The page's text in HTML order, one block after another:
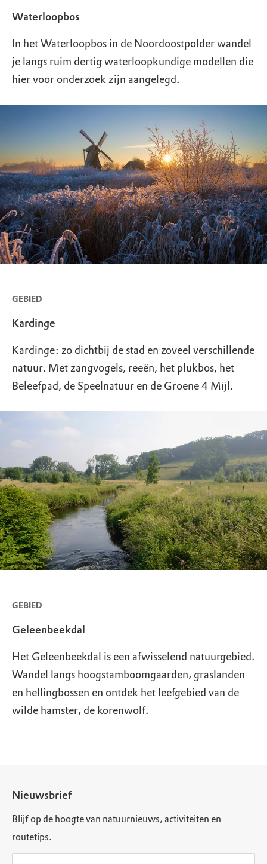
Waterloopbos
In het Waterloopbos in de Noordoostpolder wandel
je langs ruim dertig waterloopkundige modellen die
hier voor onderzoek zijn aangelegd.
GEBIED
Kardinge
Kardinge: zo dichtbij de stad en zoveel verschillende
natuur. Met zangvogels, reeën, het plukbos, het
Beleefpad, de Speelnatuur en de Groene 4 Mijl.
GEBIED
Geleenbeekdal
Het Geleenbeekdal is een afwisselend natuurgebied.
Wandel langs hoogstamboomgaarden, graslanden
en hellingbossen en ontdek het leefgebied van de
wilde hamster, de korenwolf.
Nieuwsbrief
Blijf op de hoogte van natuurnieuws, activiteiten en
routetips.